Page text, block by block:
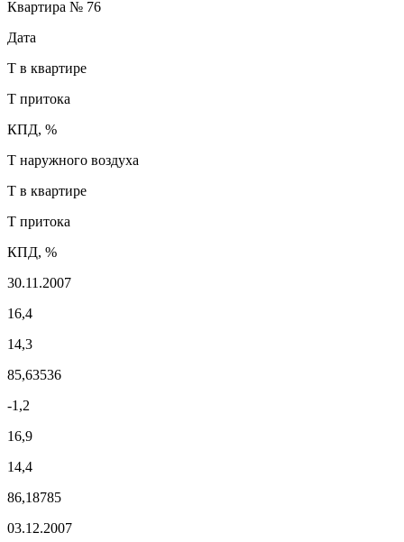
Квартира № 76
Дата
T в квартире
T притока
КПД, %
T наружного воздуха
T в квартире
T притока
КПД, %
30.11.2007
16,4
14,3
85,63536
-1,2
16,9
14,4
86,18785
03.12.2007